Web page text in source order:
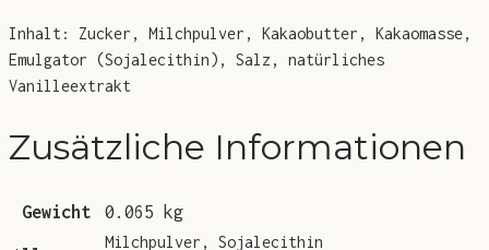
Inhalt: Zucker, Milchpulver, Kakaobutter, Kakaomasse,
Emulgator (Sojalecithin), Salz, natürliches
Vanilleextrakt
Zusätzliche Informationen
Gewicht 0.065 kg
Milchpulver, Sojalecithin